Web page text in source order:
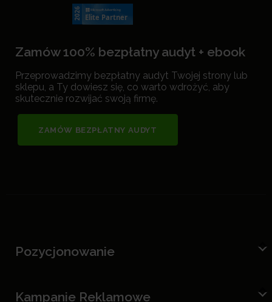
Zamów 100% bezpłatny audyt + ebook
Przeprowadzimy bezpłatny audyt Twojej strony lub
sklepu, a Ty dowiesz się, co warto wdrożyć, aby
skutecznie rozwijać swoją firmę.
ZAMÓW BEZPŁATNY AUDYT
Pozycjonowanie
Kampanie Reklamowe